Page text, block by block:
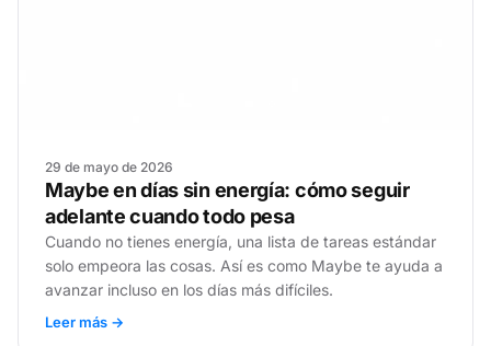
29 de mayo de 2026
Maybe en días sin energía: cómo seguir
adelante cuando todo pesa
Cuando no tienes energía, una lista de tareas estándar
solo empeora las cosas. Así es como Maybe te ayuda a
avanzar incluso en los días más difíciles.
Leer más →